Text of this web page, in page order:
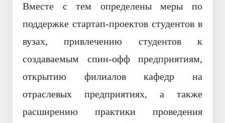
Вместе с тем определены меры по
поддержке стартап-проектов студентов в
вузах, привлечению студентов к
создаваемым спин-офф предприятиям,
открытию филиалов кафедр на
отраслевых предприятиях, а также
расширению практики проведения